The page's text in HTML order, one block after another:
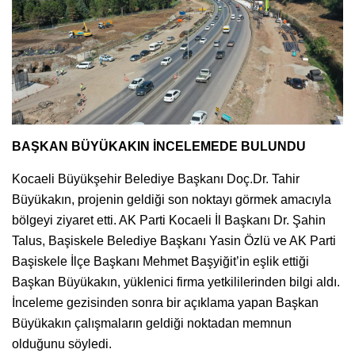
BAŞKAN BÜYÜKAKIN İNCELEMEDE BULUNDU
Kocaeli Büyükşehir Belediye Başkanı Doç.Dr. Tahir
Büyükakın, projenin geldiği son noktayı görmek amacıyla
bölgeyi ziyaret etti. AK Parti Kocaeli İl Başkanı Dr. Şahin
Talus, Başiskele Belediye Başkanı Yasin Özlü ve AK Parti
Başiskele İlçe Başkanı Mehmet Başyiğit’in eşlik ettiği
Başkan Büyükakın, yüklenici firma yetkililerinden bilgi aldı.
İnceleme gezisinden sonra bir açıklama yapan Başkan
Büyükakın çalışmaların geldiği noktadan memnun
olduğunu söyledi.